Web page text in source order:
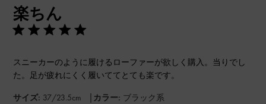
楽ちん
スニーカーのように履けるローファーが欲しく購入。当りでし
た。足が疲れにくく履いててとても楽です。
サイズ: 37/23.5cm | カラー: ブラック系